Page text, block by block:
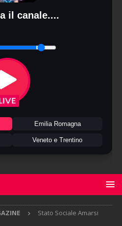
il canale....
Emilia Romagna
Veneto e Trentino
Stato Sociale Amarsi